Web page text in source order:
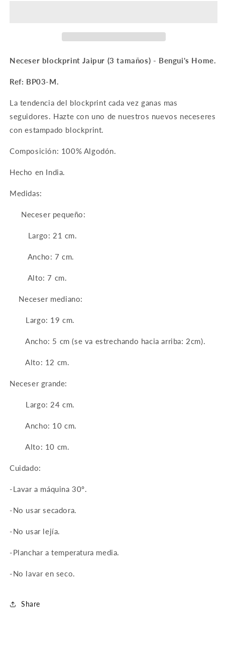
Neceser blockprint Jaipur (3 tamaños) - Bengui's Home.
Ref: BP03-M.
La tendencia del blockprint cada vez ganas mas
seguidores. Hazte con uno de nuestros nuevos neceseres
con estampado blockprint.
Composición: 100% Algodón.
Hecho en India.
Medidas:
Neceser pequeño:
Largo: 21 cm.
Ancho: 7 cm.
Alto: 7 cm.
Neceser mediano:
Largo: 19 cm.
Ancho: 5 cm (se va estrechando hacia arriba: 2cm).
Alto: 12 cm.
Neceser grande:
Largo: 24 cm.
Ancho: 10 cm.
Alto: 10 cm.
Cuidado:
-Lavar a máquina 30º.
-No usar secadora.
-No usar lejía.
-Planchar a temperatura media.
-No lavar en seco.
Share